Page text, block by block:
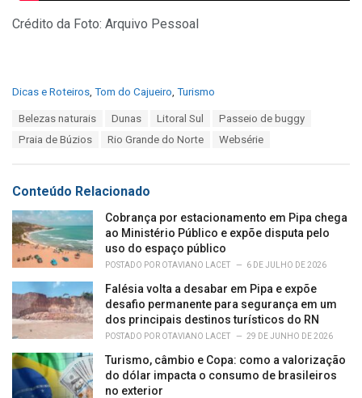
Crédito da Foto: Arquivo Pessoal
C
i
e
s
:
Dicas e Roteiros, Tom do Cajueiro, Turismo
Belezas naturais Dunas Litoral Sul
Passeio de buggy
Praia de Búzios
Rio Grande do Norte Websérie
Conteúdo Relacionado
Cobrança por estacionamento em Pipa chega
ao Ministério Público e expõe disputa pelo
uso do espaço público
POSTADO POR OTAVIANO LACET 6 DE JULHO DE 2026
Falésia volta a desabar em Pipa e expõe
desafio permanente para segurança em um
dos principais destinos turísticos do RN
POSTADO POR OTAVIANO LACET 29 DE JUNHO DE 2026
Turismo, câmbio e Copa: como a valorização
do dólar impacta o consumo de brasileiros
no exterior